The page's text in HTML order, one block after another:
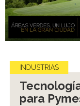
INDUSTRIAS
para